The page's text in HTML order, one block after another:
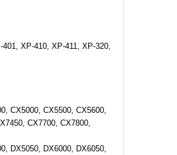
XP-410, XP-411, XP-320,
CX5000, CX5500, CX5600,
CX7700, CX7800,
DX5050, DX6000, DX6050,